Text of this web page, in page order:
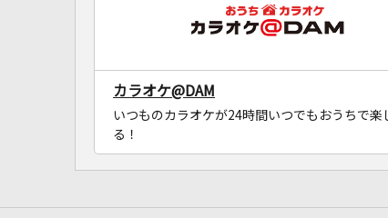
カラオケ@DAM
いつものカラオケが24時間いつでもおうちで楽
る！